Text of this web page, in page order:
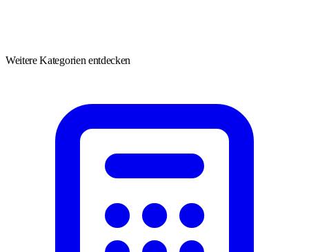
Weitere Kategorien entdecken